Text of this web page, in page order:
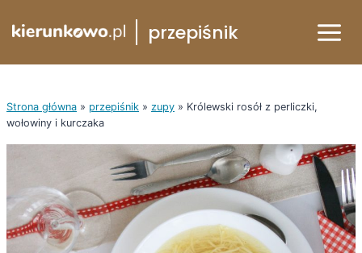
do
przepiśnik
Strona główna » przepiśnik » zupy » Królewski rosół z perliczki,
wołowiny i kurczaka